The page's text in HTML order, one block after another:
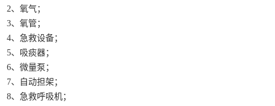
2、氧气；
3、氧管；
4、急救设备；
5、吸痰器；
6、微量泵；
7、自动担架；
8、急救呼吸机；